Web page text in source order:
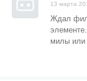
13 марта
Ждал
милы